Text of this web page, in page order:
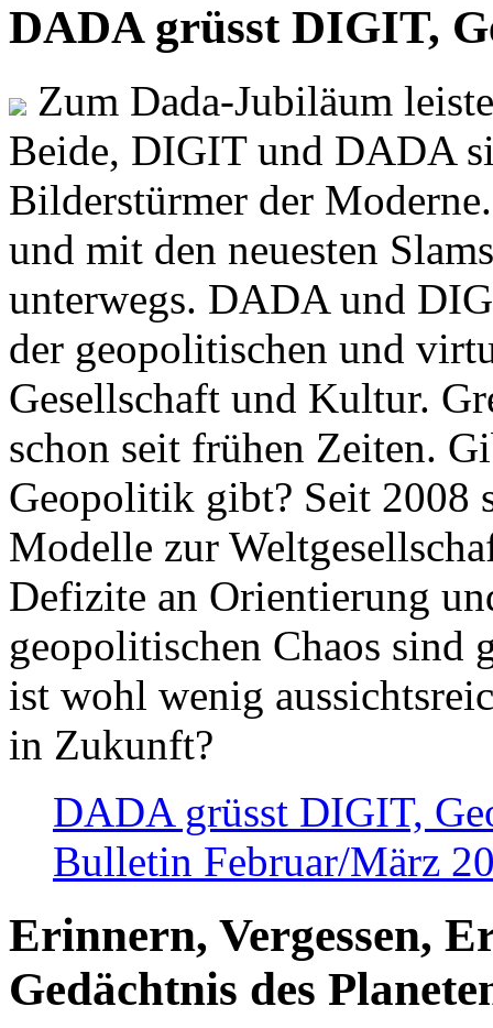
DADA grüsst DIGIT,
Zum Dada-Jubiläum
Beide, DIGIT und DADA
Bilderstürmer der
und mit den neuesten
unterwegs. DADA und
der geopolitischen und
Gesellschaft und Kultur.
schon seit frühen Zeiten.
Geopolitik gibt? Seit 2008
Modelle zur
Defizite an Orientierung
geopolitischen Chaos sind
ist wohl wenig
in Zukunft?
DADA grüsst DIGIT,
Bulletin Februar/März
Erinnern, Vergessen,
Gedächtnis des